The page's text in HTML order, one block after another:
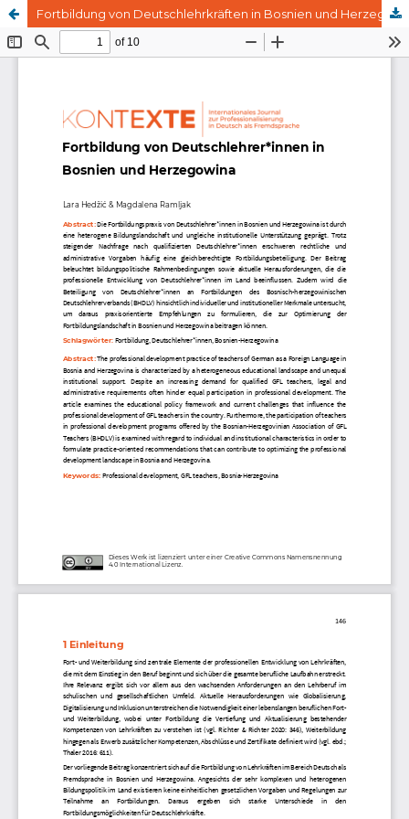
Fortbildung von Deutschlehrkräften in Bosnien und Herzegowina